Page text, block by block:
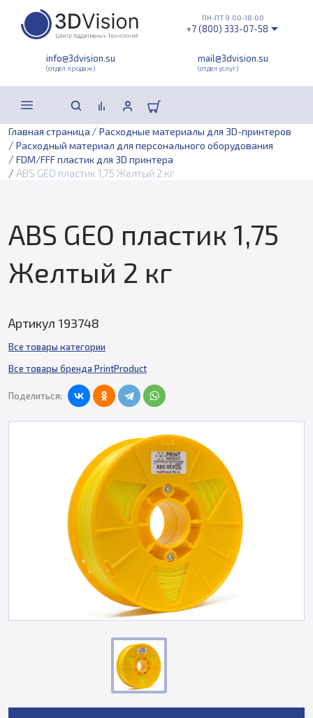
info@3dvision.su
(отдел продаж)
mail@3dvision.su
(отдел услуг)
ПН-ПТ 9:00-18:00
+7 (800) 333-07-58
Главная страница / Расходные материалы для 3D-принтеров
/ Расходный материал для персонального оборудования
/ FDM/FFF пластик для 3D принтера
/ ABS GEO пластик 1,75 Желтый 2 кг
ABS GEO пластик 1,75
Желтый 2 кг
Артикул 193748
Все товары категории
Все товары бренда PrintProduct
Поделиться: